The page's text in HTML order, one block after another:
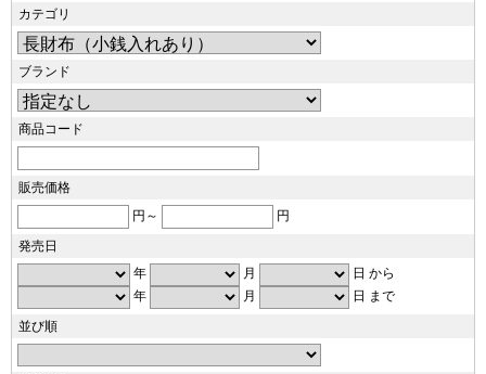
カテゴリ
ブランド
商品コード
販売価格
円～
円
発売日
年
月
日 から
年
月
日 まで
並び順